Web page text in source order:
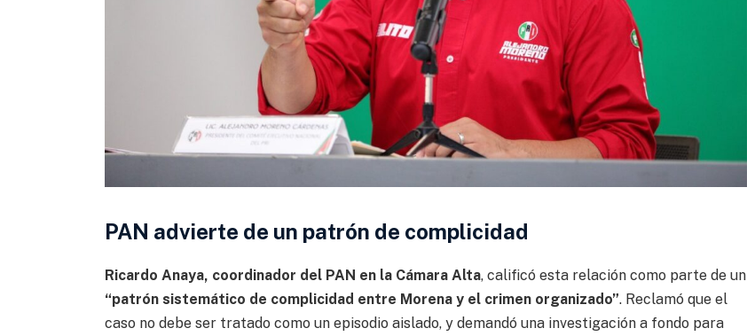
PAN advierte de un patrón de complicidad
Ricardo Anaya, coordinador del PAN en la Cámara Alta, calificó esta relación como parte de un
“patrón sistemático de complicidad entre Morena y el crimen organizado”. Reclamó que el
caso no debe ser tratado como un episodio aislado, y demandó una investigación a fondo para